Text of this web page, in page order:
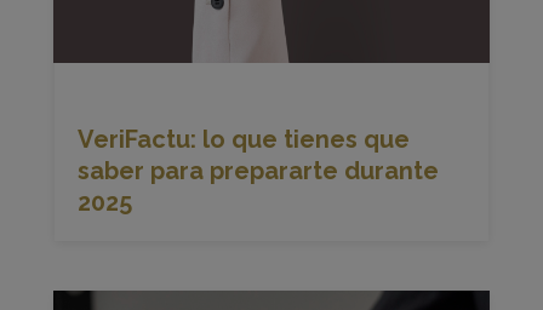
VeriFactu: lo que tienes que
saber para prepararte durante
2025